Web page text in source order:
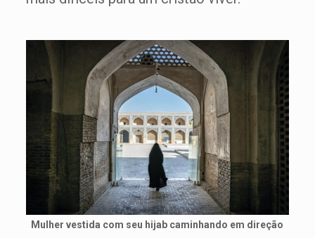
Mulher vestida com seu hijab caminhando em direção